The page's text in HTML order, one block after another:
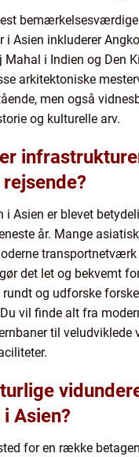
i Asien inkluderer
Mahal i Indien og Den
arkitektoniske
men også
og kulturelle arv.
i Asien er blevet
år. Mange
transportnetværk
det let og bekvemt
og udforske
vil finde alt fra
til veludviklede
Asien?
for en række